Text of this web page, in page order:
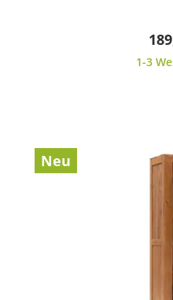
1-3
Neu